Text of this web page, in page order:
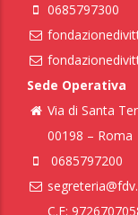
0685797300
Sede Operativa
Via di Santa
00198 – Roma
0685797200
C.F: